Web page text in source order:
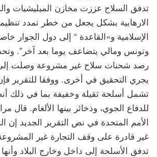
تدفق السلاح عززت مخازن الميليشيات
الارهابية بشكل يجعل من خطر تمدد
الإسلامية و«القاعدة “ إلى دول الجوار
وتونس ومالي يتضاعف يوما بعد آخر”.
رصد شحنات سلاح غير مشروعة وصلت إلى
يجري التحقيق في أخرى. ووفقا للتقرير
تشمل أسلحة ثقيلة وخفيفة بما في ذلك
للدفاع الجوي، وذخائر بينها الألغام. قال
الأمم المتحدة في نص التقرير الجديد إن
غير قادرة على وقف التجارة غير
تدفق الأسلحة إلى داخل وخارج البلاد